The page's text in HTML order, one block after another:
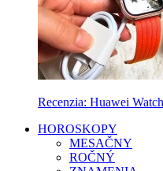
Recenzia: Huawei
HOROSKOPY
MESAČNY
ROČNÝ